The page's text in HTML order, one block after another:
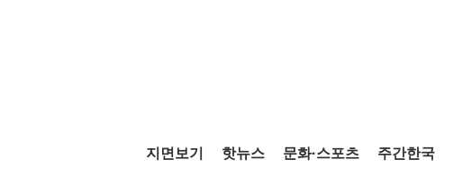
지면보기 핫뉴스 문화·스포츠 주간한국